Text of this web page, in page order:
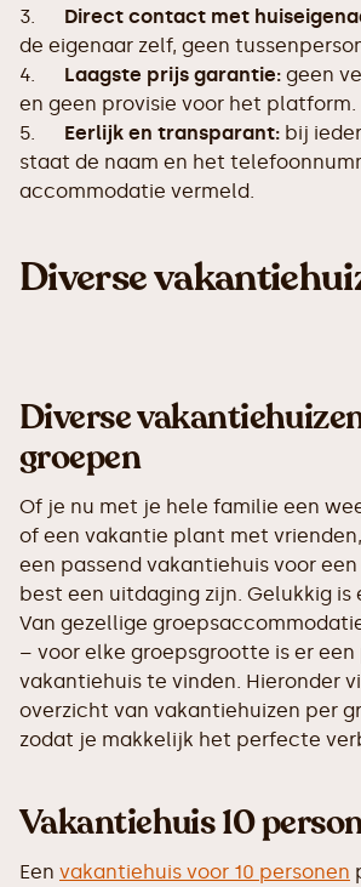
3. Direct contact met
de eigenaar zelf, geen
4. Laagste prijs garantie: geen
en geen provisie voor het platform.
5. Eerlijk en transparant: bij
staat de naam en het
accommodatie vermeld.
Diverse
Diverse
groepen
Of je nu met je hele familie een
of een vakantie plant met
een passend vakantiehuis voor
best een uitdaging zijn. Gelukkig is
Van gezellige
– voor elke groepsgrootte is er een
vakantiehuis te vinden. Hieronder
overzicht van vakantiehuizen per
zodat je makkelijk het perfecte
Vakantiehuis 10
Een vakantiehuis voor 10 personen